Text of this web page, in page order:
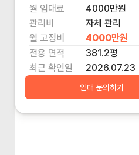
월 임대료
4000만원
관리비
자체 관리
월 고정비
4000만원
전용 면적
381.2평
최근 확인일
2026.07.23
임대 문의하기